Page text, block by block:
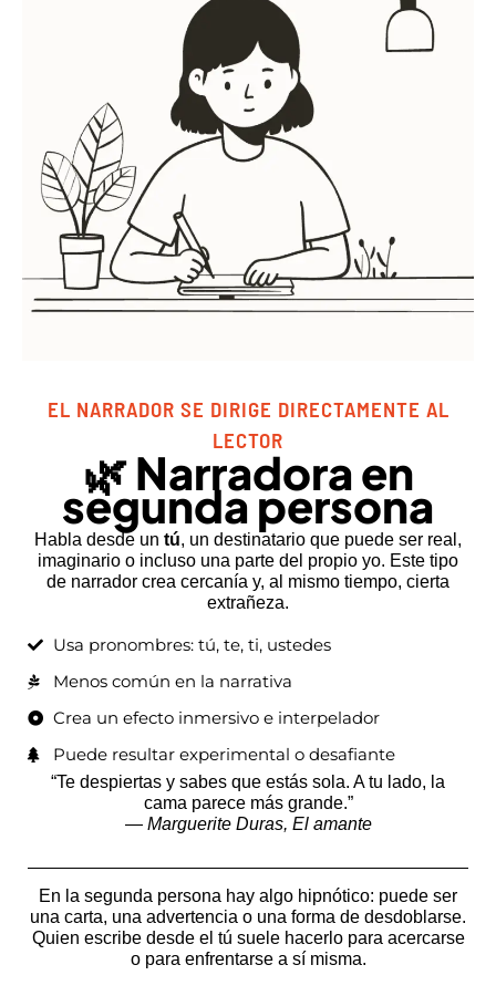
EL NARRADOR SE DIRIGE DIRECTAMENTE AL
LECTOR
🌿 Narradora en
segunda persona
Habla desde un tú, un destinatario que puede ser real,
imaginario o incluso una parte del propio yo. Este tipo
de narrador crea cercanía y, al mismo tiempo, cierta
extrañeza.
Usa pronombres: tú, te, ti, ustedes
Menos común en la narrativa
Crea un efecto inmersivo e interpelador
Puede resultar experimental o desafiante
“Te despiertas y sabes que estás sola. A tu lado, la
cama parece más grande.”
— Marguerite Duras, El amante
En la segunda persona hay algo hipnótico: puede ser
una carta, una advertencia o una forma de desdoblarse.
Quien escribe desde el tú suele hacerlo para acercarse
o para enfrentarse a sí misma.